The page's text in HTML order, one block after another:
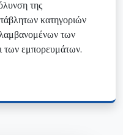
της
κατηγοριών
των
εμπορευμάτων.